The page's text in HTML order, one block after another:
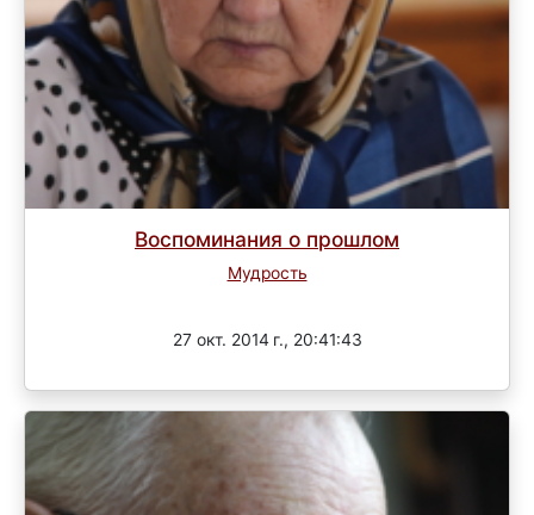
Воспоминания о прошлом
Мудрость
27 окт. 2014 г., 20:41:43